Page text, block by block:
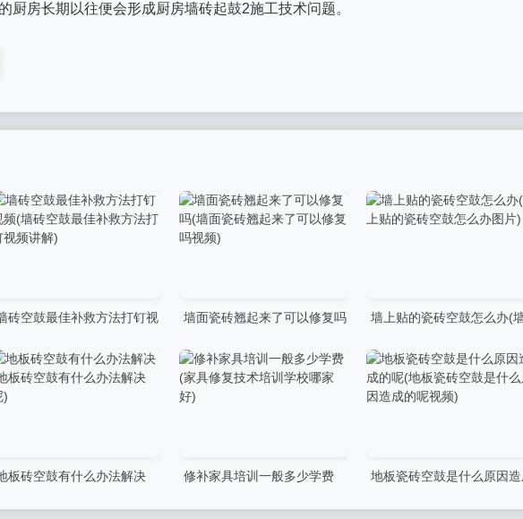
厨房长期以往便会形成厨房墙砖起鼓2施工技术问题。
砖空鼓最佳补救方法打钉视
频讲解)
墙面瓷砖翘起来了可以修复吗
视频)
墙上贴的瓷砖空鼓怎么办(
板砖空鼓有什么办法解决
修补家具培训一般多少学费
地板瓷砖空鼓是什么原因